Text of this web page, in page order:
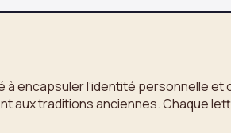
encapsuler l’identité personnelle
aux traditions anciennes. Chaque